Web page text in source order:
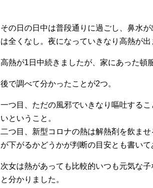
その日の日中は普段通りに過ごし、鼻水
は全くなし。夜になっていきなり高熱が
高熱が1日中続きましたが、家にあった頓
後で調べて分かったことが2つ。
一つ目、ただの風邪でいきなり嘔吐する
いということ。
二つ目、新型コロナの熱は解熱剤を飲ま
が下がるかどうかが判断の目安とも書いて
次女は熱があっても比較的いつも元気な
と分かりました。